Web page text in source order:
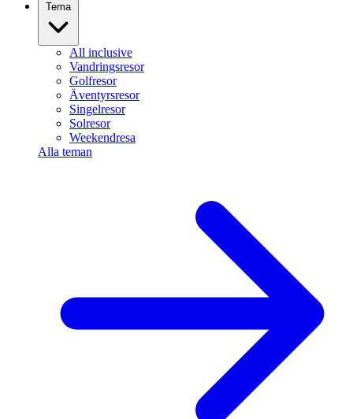
Tema
All inclusive
Vandringsresor
Golfresor
Äventyrsresor
Singelresor
Solresor
Weekendresa
Alla teman